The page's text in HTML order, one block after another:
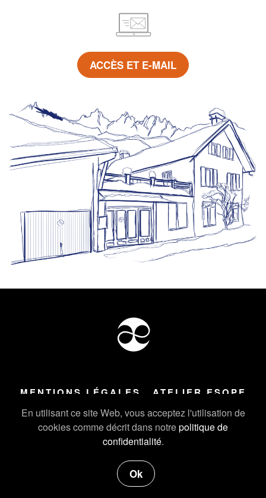
En utilisant ce site Web, vous acceptez l'utilisation de
cookies comme décrit dans notrepolitique de
confidentialité.
Ok
ACCÈS ET E-MAIL
MENTIONS LÉGALES ATELIER ESOPE